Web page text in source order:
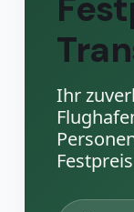
Ihr
Festpreis